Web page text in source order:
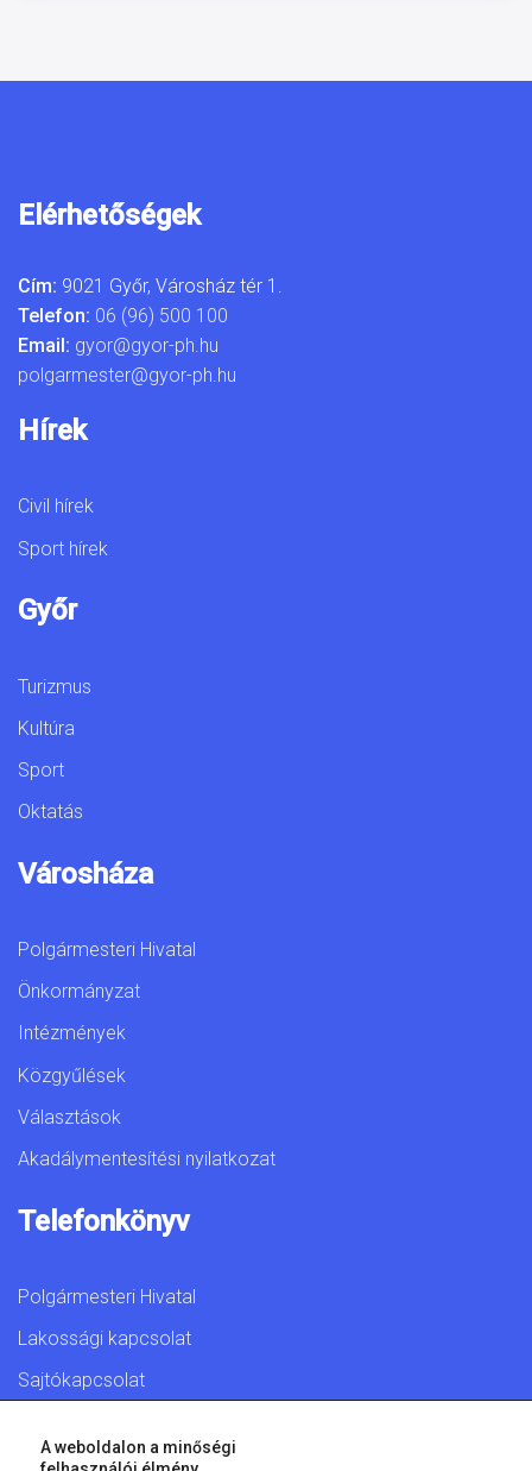
Elérhetőségek
Cím: 9021 Győr, Városház tér 1.
Telefon: 06 (96) 500 100
Email: gyor@gyor-ph.hu
polgarmester@gyor-ph.hu
Hírek
Civil hírek
Sport hírek
Győr
Turizmus
Kultúra
Sport
Oktatás
Városháza
Polgármesteri Hivatal
Önkormányzat
Intézmények
Közgyűlések
Választások
Akadálymentesítési nyilatkozat
Telefonkönyv
Polgármesteri Hivatal
Lakossági kapcsolat
Sajtókapcsolat
A weboldalon a minőségi